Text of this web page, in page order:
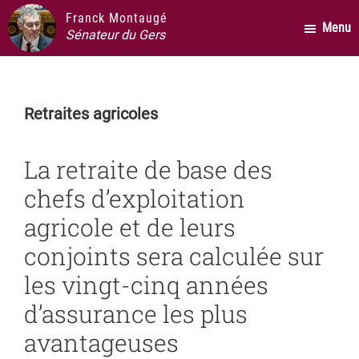
Passer
au
contenu
Passer
la
latérale
Passer
au
pied
page
Franck Montaugé
Sénateur du Gers
Menu
Retraites agricoles
La retraite de base des
chefs d’exploitation
agricole et de leurs
conjoints sera calculée sur
les vingt-cinq années
d’assurance les plus
avantageuses